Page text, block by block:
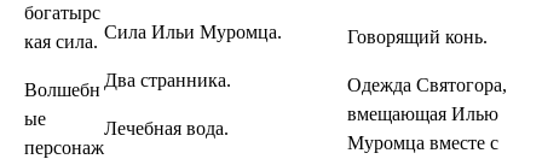
богатырс
кая сила.
Волшебн
ые
персонаж
Сила Ильи Муромца.
Два странника.
Лечебная вода.
Говорящий конь.
Одежда Святогора,
вмещающая Илью
Муромца вместе с